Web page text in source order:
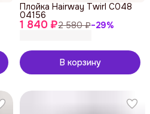
1 840 ₽2 580 ₽−29%
Плойка Hairway Twirl C048
04156
В корзину